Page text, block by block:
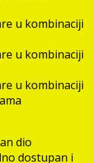
u kombinaciji
u kombinaciji
u kombinaciji
dio
dostupan i